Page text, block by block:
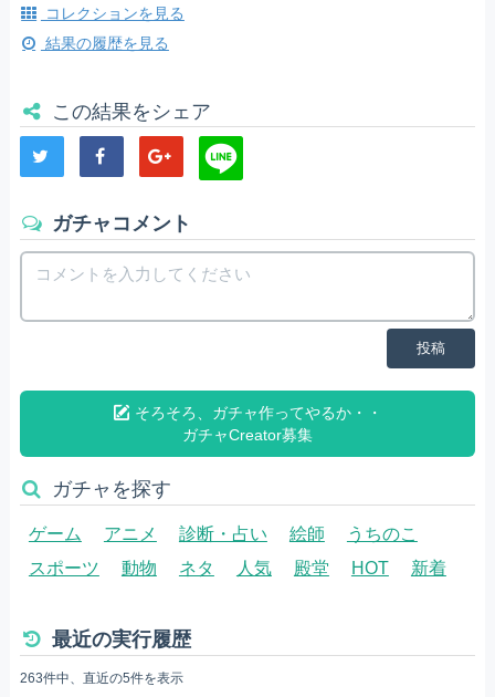
コレクションを見る
結果の履歴を見る
この結果をシェア
ガチャコメント
投稿
そろそろ、ガチャ作ってやるか・・
ガチャCreator募集
ガチャを探す
ゲーム アニメ 診断・占い 絵師
うちのこ
スポーツ
動物 ネタ 人気 殿堂 HOT 新着
最近の実行履歴
263件中、直近の5件を表示